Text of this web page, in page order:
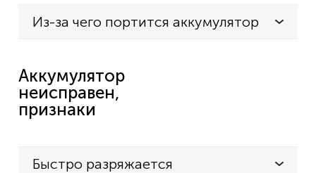
Из-за чего портится аккумулятор
Аккумулятор
неисправен,
признаки
Быстро разряжается